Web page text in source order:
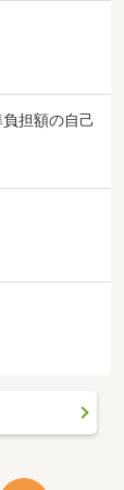
担額の自己